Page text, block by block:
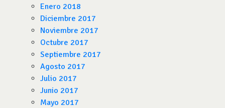
Enero 2018
Diciembre 2017
Noviembre 2017
Octubre 2017
Septiembre 2017
Agosto 2017
Julio 2017
Junio 2017
Mayo 2017